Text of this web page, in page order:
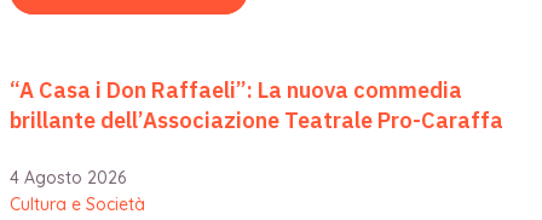
“A Casa i Don Raffaeli”: La nuova commedia
brillante dell’Associazione Teatrale Pro-Caraffa
4 Agosto 2026
Cultura e Società